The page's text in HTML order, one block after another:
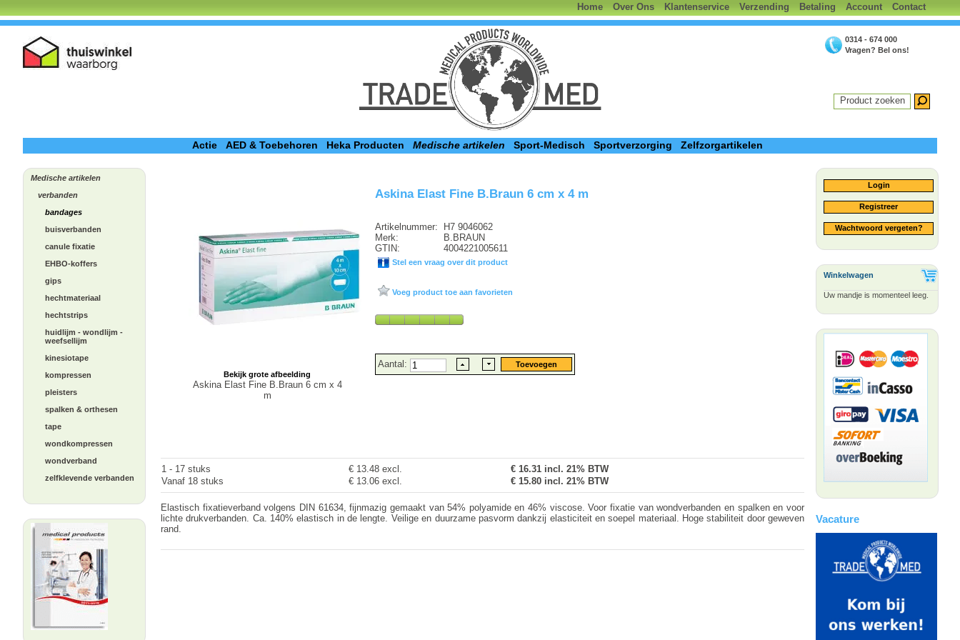
Home Over Ons Klantenservice Verzending Betaling Account Contact
0314 - 674 000
Vragen? Bel ons!
Product zoeken
Actie AED & Toebehoren Heka Producten Medische artikelen Sport-Medisch Sportverzorging Zelfzorgartikelen
Medische artikelen
verbanden
bandages
buisverbanden
canule fixatie
EHBO-koffers
gips
hechtmateriaal
hechtstrips
huidlijm - wondlijm -
weefsellijm
kinesiotape
kompressen
pleisters
spalken & orthesen
tape
wondkompressen
wondverband
zelfklevende verbanden
Login
Registreer
Wachtwoord vergeten?
Winkelwagen
Uw mandje is momenteel leeg.
Vacature
Bekijk grote afbeelding
Askina Elast Fine B.Braun 6 cm x 4
m
Askina Elast Fine B.Braun 6 cm x 4 m
Artikelnummer:
Merk:
GTIN:
H7 9046062
B.BRAUN
4004221005611
Stel een vraag over dit product
Voeg product toe aan favorieten
Aantal:
1 - 17 stuks € 13.48 excl. € 16.31 incl. 21% BTW
Vanaf 18 stuks
€ 13.06 excl. € 15.80 incl. 21% BTW
Elastisch fixatieverband volgens DIN 61634, fijnmazig gemaakt van 54% polyamide en 46% viscose. Voor fixatie van wondverbanden en spalken en voor
lichte drukverbanden. Ca. 140% elastisch in de lengte. Veilige en duurzame pasvorm dankzij elasticiteit en soepel materiaal. Hoge stabiliteit door geweven
rand.